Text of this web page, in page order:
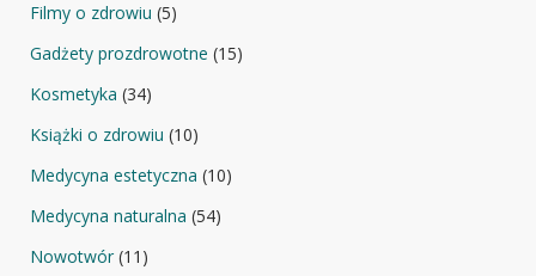
Filmy o zdrowiu (5)
Gadżety prozdrowotne (15)
Kosmetyka (34)
Książki o zdrowiu (10)
Medycyna estetyczna (10)
Medycyna naturalna (54)
Nowotwór(11)